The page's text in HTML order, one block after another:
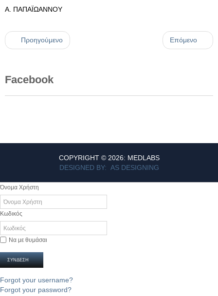
Α. ΠΑΠΑΪΩΑΝΝΟΥ
Προηγούμενο Επόμενο
Facebook
COPYRIGHT © 2026: MEDLABS
DESIGNED BY: AS DESIGNING
Όνομα Χρήστη
Κωδικός
Να με θυμάσαι
ΣΎΝΔΕΣΗ
Forgot your username?
Forgot your password?